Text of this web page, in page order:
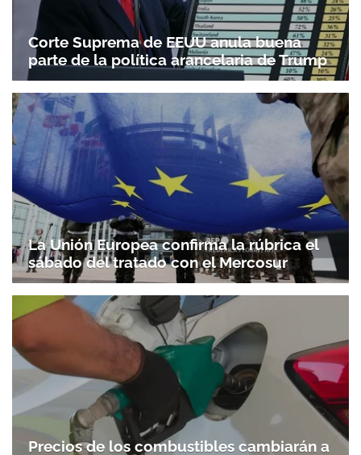
Corte Suprema de EEUU anula buena
parte de la política arancelaria de Trump
La Unión Europea confirma la rúbrica el
sábado del tratado con el Mercosur
Precios de los combustibles cambiarán a